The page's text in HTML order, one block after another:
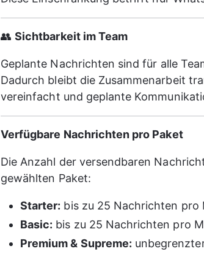
👥 Sichtbarkeit im Team
Geplante Nachrichten sind für alle
Dadurch bleibt die Zusammenarbeit
vereinfacht und geplante
Verfügbare Nachrichten pro Paket
Die Anzahl der versendbaren
gewählten Paket:
Starter: bis zu 25 Nachrichten pro
Basic: bis zu 25 Nachrichten pro
Premium & Supreme: